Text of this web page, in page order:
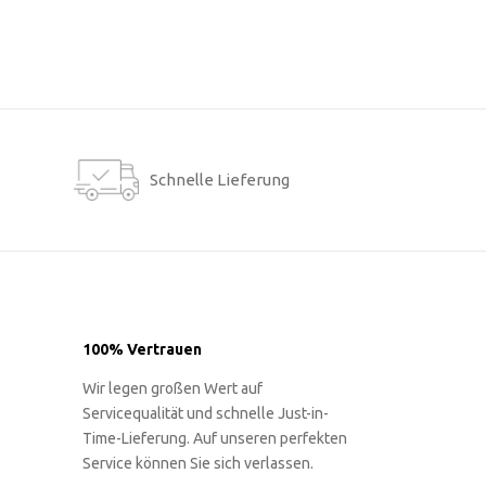
Schnelle Lieferung
100% Vertrauen
Wir legen großen Wert auf
Servicequalität und schnelle Just-in-
Time-Lieferung. Auf unseren perfekten
Service können Sie sich verlassen.